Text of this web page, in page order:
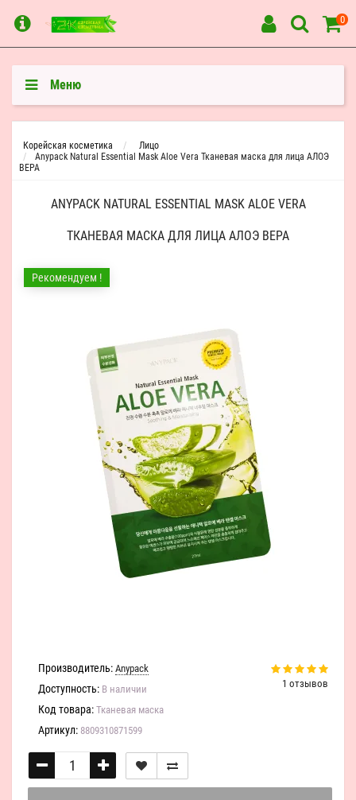
0
Меню
Корейская косметика
Лицо
Anypack Natural Essential Mask Aloe Vera Тканевая маска для лица АЛОЭ
ВЕРА
ANYPACK NATURAL ESSENTIAL MASK ALOE VERA
ТКАНЕВАЯ МАСКА ДЛЯ ЛИЦА АЛОЭ ВЕРА
Рекомендуем !
1 отзывов
Производитель: Anypack
Доступность: В наличии
Код товара: Тканевая маска
Артикул: 8809310871599